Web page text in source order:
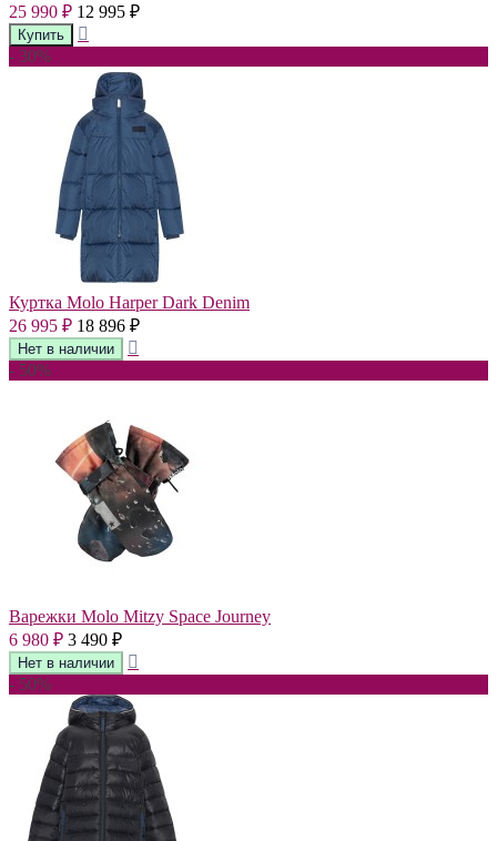
25 990 ₽ 12 995 ₽
- 30%
Куртка Molo Harper Dark Denim
26 995 ₽ 18 896 ₽
- 50%
Варежки Molo Mitzy Space Journey
6 980 ₽ 3 490 ₽
- 50%